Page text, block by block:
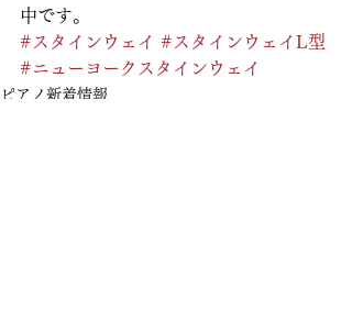
中です。
#スタインウェイ #スタインウェイL型
#ニューヨークスタインウェイ
ピアノ新着情報